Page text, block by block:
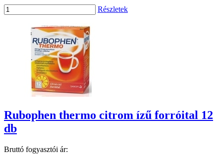
Részletek
Rubophen thermo citrom ízű forróital 12
db
Bruttó fogyasztói ár: